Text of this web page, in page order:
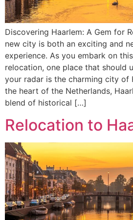
Discovering Haarlem: A Gem for
new city is both an exciting and
experience. As you embark on
relocation, one place that should
your radar is the charming city of
the heart of the Netherlands,
blend of historical […]
Relocation to